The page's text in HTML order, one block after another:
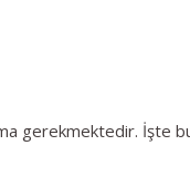
gerekmektedir. İşte